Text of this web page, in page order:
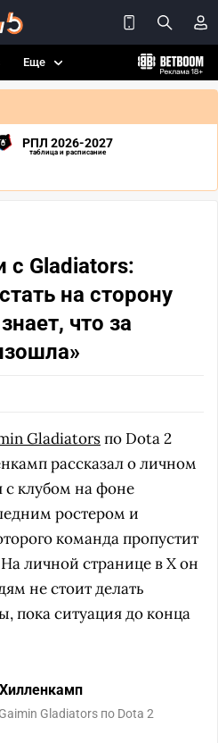
Еще
РПЛ 2026-2027
таблица и расписание
с Gladiators:
на сторону
что за
Gladiatorsпо Dota 2
рассказал о личном
с клубом на фоне
ростером и
команда пропустит
личной странице в X он
не стоит делать
пока ситуация до конца
Gladiators по Dota 2